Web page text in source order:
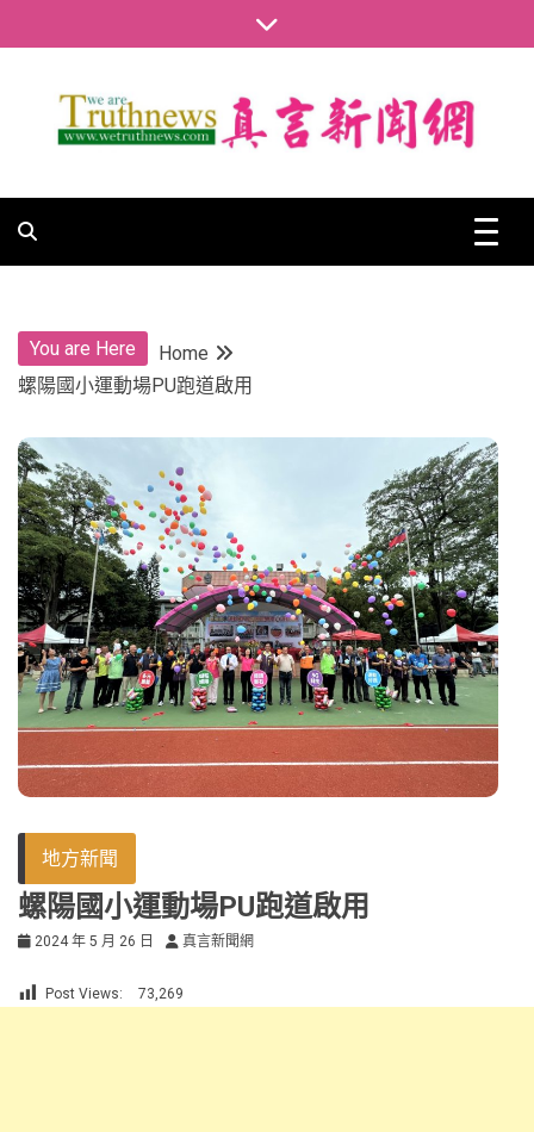
to
真言新聞網
You are Here
Home
螺陽國小運動場PU跑道啟用
地方新聞
螺陽國小運動場PU跑道啟用
2024 年 5 月 26 日 真言新聞網
Post Views: 73,269